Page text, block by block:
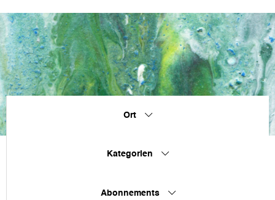
Ort
Kategorien
Abonnements